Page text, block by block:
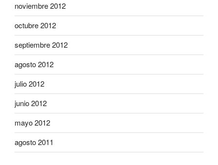
noviembre 2012
octubre 2012
septiembre 2012
agosto 2012
julio 2012
junio 2012
mayo 2012
agosto 2011